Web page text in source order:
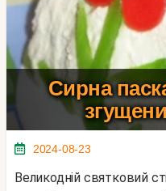
Сирна
2024-08-23
Великодній святковий стіл не може обійтися без